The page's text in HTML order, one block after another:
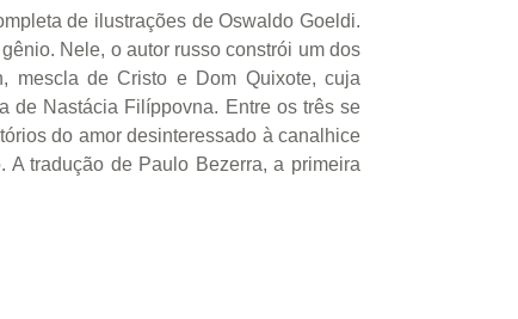
de ilustrações de Oswaldo Goeldi.
Nele, o autor russo constrói um dos
mescla de Cristo e Dom Quixote, cuja
de Nastácia Filíppovna. Entre os três se
do amor desinteressado à canalhice
tradução de Paulo Bezerra, a primeira